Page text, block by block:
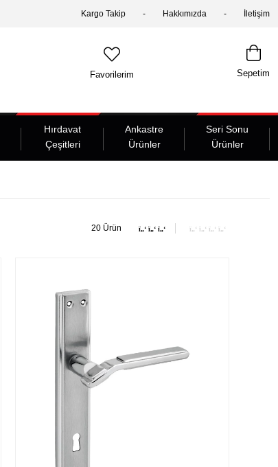
Kargo Takip Hakkımızda İletişim
Sepetim
Favorilerim
Hırdavat
Çeşitleri
Ankastre
Ürünler
Seri Sonu
Ürünler
20 Ürün